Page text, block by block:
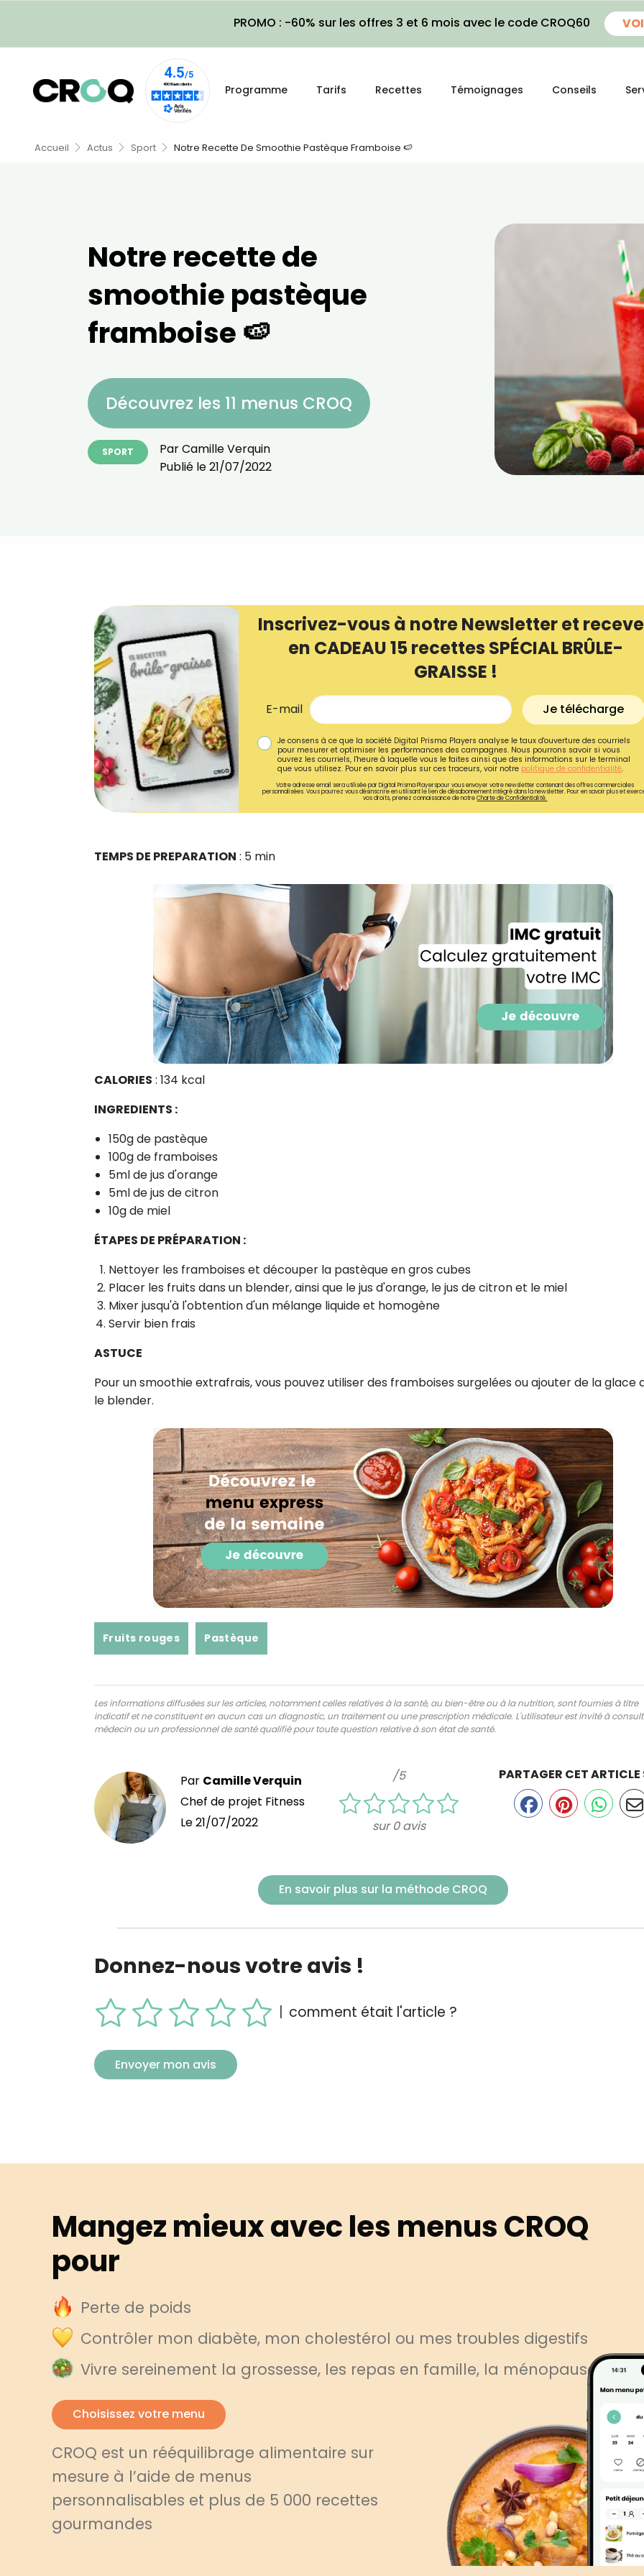
PROMO : -60% sur les offres 3 et 6 mois avec le code CROQ60
Programme Tarifs Recettes Témoignages Conseils
Accueil Actus Sport Notre Recette De Smoothie Pastèque Framboise 🍉
Notre recette de
smoothie pastèque
framboise 🍉
Découvrez les 11 menus CROQ
SPORT ParCamille Verquin
Publié le21/07/2022
Inscrivez-vous à notre Newsletter et
en CADEAU 15 recettes SPÉCIAL BRÛLE-
GRAISSE !
E-mail Je télécharge
Je consens à ce que la société Digital Prisma Players analyse le taux d'ouverture des courriels
pour mesurer et optimiser les performances des campagnes. Nous pourrons savoir si vous
ouvrez les courriels, l'heure à laquelle vous le faites ainsi que des informations sur le terminal
que vous utilisez. Pour en savoir plus sur ces traceurs, voir notre politique de confidentialité.
Votre adresse email sera utilisée par Digital Prisma Playerspour vous envoyer votre newsletter contenant des offres commerciales
personnalisées. Vous pourrez vous désinscrire en utilisant le lien de désabonnement intégré dans la newsletter. Pour en savoir plus et
vos droits, prenez connaissance de notreCharte de Confidentialité.
TEMPS DE PREPARATION : 5 min
CALORIES : 134 kcal
INGREDIENTS :
150g de pastèque
100g de framboises
5ml de jus d'orange
5ml de jus de citron
10g de miel
ÉTAPES DE PRÉPARATION :
Nettoyer les framboises et découper la pastèque en gros cubes
Placer les fruits dans un blender, ainsi que le jus d'orange, le jus de citron et le miel
Mixer jusqu'à l'obtention d'un mélange liquide et homogène
Servir bien frais
ASTUCE
Pour un smoothie extrafrais, vous pouvez utiliser des framboises surgelées ou ajouter de la glace
le blender.
Fruits rouges Pastèque
Les informations diffusées sur les articles, notamment celles relatives à la santé, au bien-être ou à la nutrition, sont fournies à titre
indicatif et ne constituent en aucun cas un diagnostic, un traitement ou une prescription médicale. L'utilisateur est invité à
médecin ou un professionnel de santé qualifié pour toute question relative à son état de santé.
Par Camille Verquin
Chef de projet Fitness
Le21/07/2022
/5
sur 0 avis
PARTAGER CET ARTICLE
En savoir plus sur la méthode CROQ
Donnez-nous votre avis !
comment était l'article ?
Envoyer mon avis
Mangez mieux avec les menus CROQ
pour
Perte de poids
Contrôler mon diabète, mon cholestérol ou mes troubles digestifs
Vivre sereinement la grossesse, les repas en famille, la ménopause
Choisissez votre menu
CROQ est un rééquilibrage alimentaire sur
mesure à l’aide de menus
personnalisables et plus de 5 000 recettes
gourmandes
Ainsi que la newsletter
Prisma Players analyse le taux
des courriels pour mesurer et
l'heure à laquelle vous le faites
des informations sur le terminal
utilisez. Pour en savoir plus sur ces
voir notrepolitique de
Je reçois mon cadeau !
Votre adresse email sera utilisée par Digital Prisma
envoyer votre newsletter contenant des offres
personnalisées. Vous pourrez vous désinscrire en
désabonnement intégré dans la newsletter. Pour en
exercer vos droits, prenez connaissance de notre
Confidentialité.